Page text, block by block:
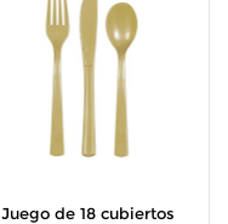
Juego de 18 cubiertos